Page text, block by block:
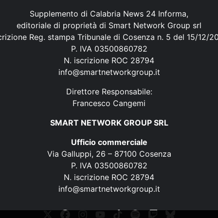
Supplemento di Calabria News 24 Informa,
editoriale di proprietà di Smart Network Group srl
Reg. stampa Tribunale di Cosenza n. 5 del 15/12/
P. IVA 03500860782
N. iscrizione ROC 28794
info@smartnetworkgroup.it
Direttore Responsabile:
Francesco Cangemi
SMART NETWORK GROUP SRL
Ufficio commerciale
Via Galluppi, 26 – 87100 Cosenza
P. IVA 03500860782
N. iscrizione ROC 28794
info@smartnetworkgroup.it